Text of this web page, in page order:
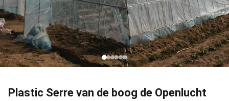
Plastic Serre van de boog de Openlucht